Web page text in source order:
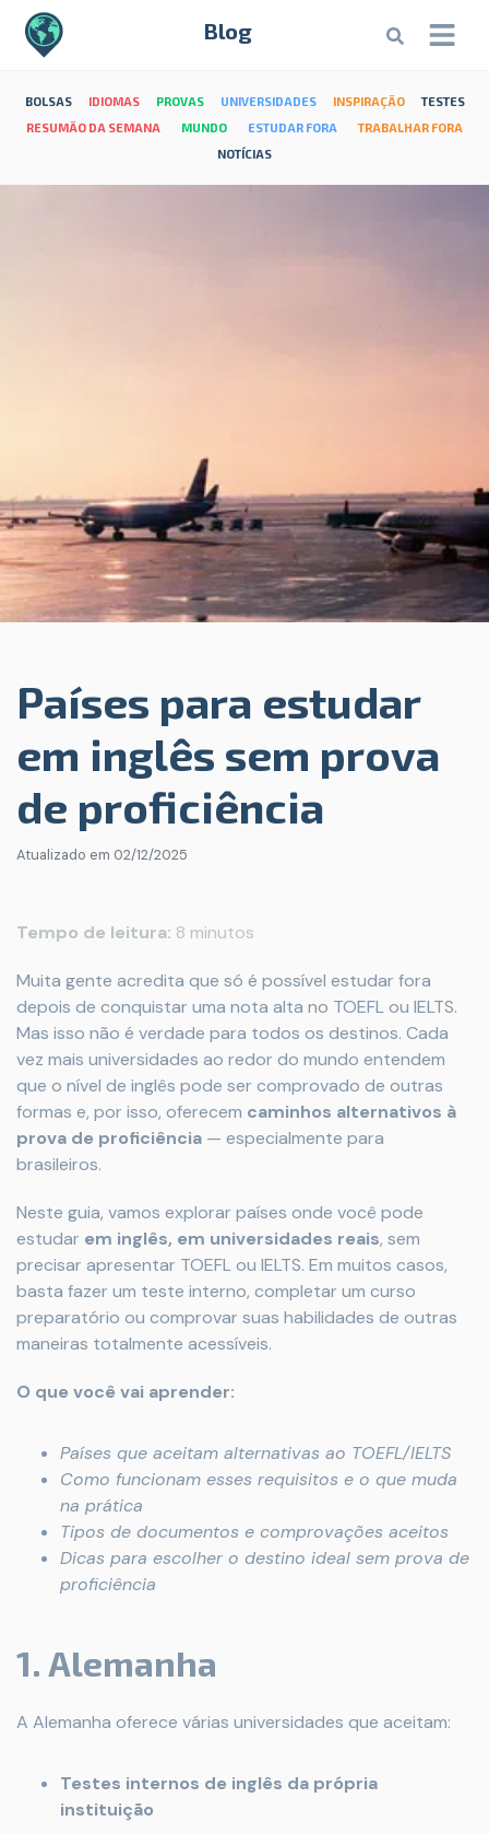
Blog
BOLSAS IDIOMAS PROVAS UNIVERSIDADES INSPIRAÇÃO
TESTES
RESUMÃO DA SEMANA
MUNDO ESTUDAR FORA
TRABALHAR FORA
NOTÍCIAS
Países para estudar
em inglês sem prova
de proficiência
Atualizado em 02/12/2025
Tempo de leitura: 8 minutos
Muita gente acredita que só é possível estudar fora
depois de conquistar uma nota alta no TOEFL ou IELTS.
Mas isso não é verdade para todos os destinos. Cada
vez mais universidades ao redor do mundo entendem
que o nível de inglês pode ser comprovado de outras
formas e, por isso, oferecem caminhos alternativos à
prova de proficiência — especialmente para
brasileiros.
Neste guia, vamos explorar países onde você pode
estudar em inglês, em universidades reais, sem
precisar apresentar TOEFL ou IELTS. Em muitos casos,
basta fazer um teste interno, completar um curso
preparatório ou comprovar suas habilidades de outras
maneiras totalmente acessíveis.
O que você vai aprender:
Países que aceitam alternativas ao TOEFL/IELTS
Como funcionam esses requisitos e o que muda
na prática
Tipos de documentos e comprovações aceitos
Dicas para escolher o destino ideal sem prova de
proficiência
1. Alemanha
A Alemanha oferece várias universidades que aceitam:
Testes internos de inglês da própria
instituição